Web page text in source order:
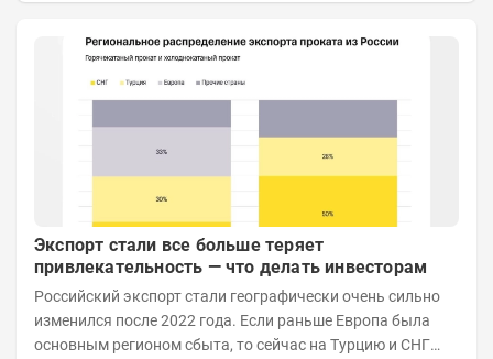
Экспорт стали все больше теряет
привлекательность — что делать инвесторам
Российский экспорт стали географически очень сильно
изменился после 2022 года. Если раньше Европа была
основным регионом сбыта, то сейчас на Турцию и СНГ